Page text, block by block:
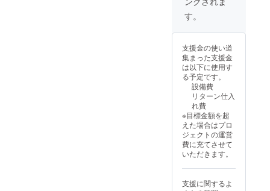
(B2サイズ) ・ク
ラファン限定書
(650×480mm)
・夜狩うるデザ
インのオリジナ
ルパーカー ※記
載いただいた氏
名・住所にお送
りします。
き下ろしイラス
ト缶バッジ
(44mm) ・直筆
お手紙 ・クラ
ファン限定書き
下ろしイラスト
アクリルスタン
ド ・夜狩デザイ
ンウッドキータ
グ（木製キーホ
ルダー） ・クラ
ファン限定書き
下ろしイラスト
タペストリー
(B2サイズ) ・ク
ラファン限定書
き下ろしイラス
トブランケット
(650×480mm)
・夜狩うるデザ
す。
支援金の使い道
集まった支援金
は以下に使用す
る予定です。
設備費
リターン仕入
れ費
※目標金額を超
えた場合はプロ
ジェクトの運営
費に充てさせて
いただきます。
支援に関するよ